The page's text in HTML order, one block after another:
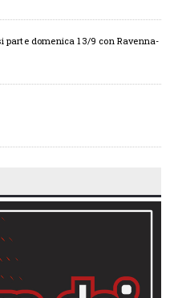
parte domenica 13/9 con Ravenna-